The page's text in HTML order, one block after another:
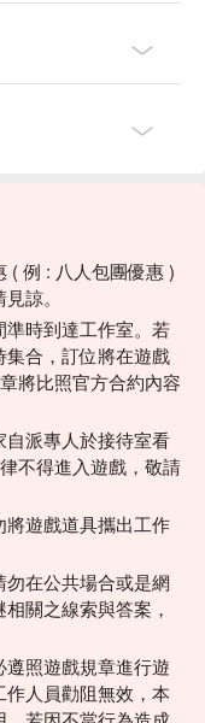
( 例 : 八人包團優惠 )
諒。
時到達工作室。若
合，訂位將在遊戲
將比照官方合約內容
派專人於接待室看
不得進入遊戲，敬請
遊戲道具攜出工作
在公共場合或是網
關之線索與答案，
照遊戲規章進行遊
人員勸阻無效，本